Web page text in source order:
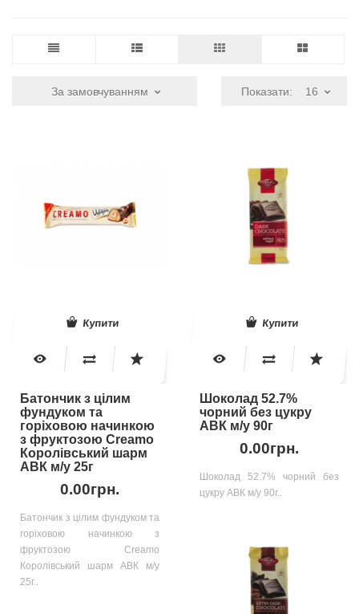
За замовчуванням Показати: 16
Купити
Батончик з цілим
фундуком та
горіховою начинкою
з фруктозою Creamo
Королівський шарм
АВК м/у 25г
0.00грн.
Батончик з цілим фундуком та
горіховою начинкою з
фруктозою Creamo
Королівський шарм АВК м/у
25г..
Купити
Шоколад 52.7%
чорний без цукру
АВК м/у 90г
0.00грн.
Шоколад 52.7% чорний без
цукру АВК м/у 90г..